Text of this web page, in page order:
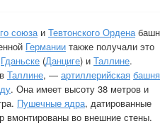
союзаи Тевтонского Ордена
Германии также получали это
Гданьске (Данциге) и Таллине.
Таллине, — артиллерийская башня
. Она имеет высоту 38 метров и
Пушечные ядра, датированные
вмонтированы во внешние стены.